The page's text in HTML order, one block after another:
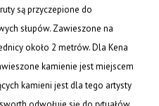
są przyczepione do
słupów. Zawieszone na
około 2 metrów. Dla Kena
kamienie jest miejscem
kamieni jest dla tego artysty